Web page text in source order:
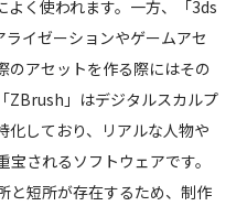
よく使われます。一方、「3ds
イゼーションやゲームアセ
のアセットを作る際にはその
ZBrush」はデジタルスカルプ
化しており、リアルな人物や
されるソフトウェアです。
と短所が存在するため、制作